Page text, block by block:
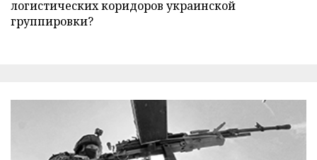
логистических коридоров украинской
группировки?